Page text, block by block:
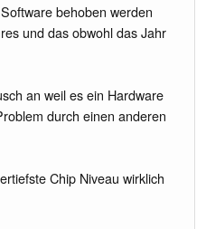
behoben werden
und das obwohl das Jahr
an weil es ein Hardware
durch einen anderen
Chip Niveau wirklich